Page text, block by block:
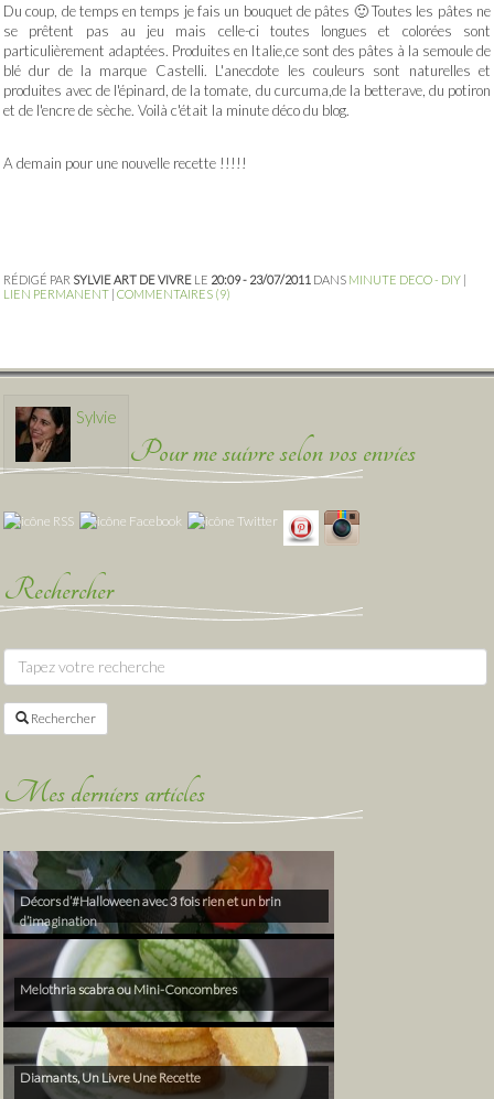
Du coup, de temps en temps je fais un bouquet de pâtes 🙂 Toutes les pâtes ne
se prêtent pas au jeu mais celle-ci toutes longues et colorées sont
particulièrement adaptées. Produites en Italie,ce sont des pâtes à la semoule de
blé dur de la marque Castelli. L'anecdote les couleurs sont naturelles et
produites avec de l'épinard, de la tomate, du curcuma,de la betterave, du potiron
et de l'encre de sèche. Voilà c'était la minute déco du blog.
A demain pour une nouvelle recette !!!!!
RÉDIGÉ PAR SYLVIE ART DE VIVRE LE 20:09 - 23/07/2011 DANS MINUTE DECO - DIY |
LIEN PERMANENT | COMMENTAIRES (9)
Sylvie
Pour me suivre selon vos envies
Rechercher
Rechercher
Mes derniers articles
Décors d’#Halloween avec 3 fois rien et un brin
d’imagination
Melothria scabra ou Mini-Concombres
Diamants, Un Livre Une Recette